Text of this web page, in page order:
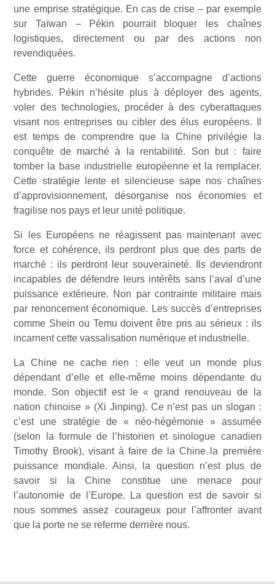
une emprise stratégique. En cas de crise – par exemple
sur Taïwan – Pékin pourrait bloquer les chaînes
logistiques, directement ou par des actions non
revendiquées.
Cette guerre économique s’accompagne d’actions
hybrides. Pékin n’hésite plus à déployer des agents,
voler des technologies, procéder à des cyberattaques
visant nos entreprises ou cibler des élus européens. Il
est temps de comprendre que la Chine privilégie la
conquête de marché à la rentabilité. Son but : faire
tomber la base industrielle européenne et la remplacer.
Cette stratégie lente et silencieuse sape nos chaînes
d’approvisionnement, désorganise nos économies et
fragilise nos pays et leur unité politique.
Si les Européens ne réagissent pas maintenant avec
force et cohérence, ils perdront plus que des parts de
marché : ils perdront leur souveraineté. Ils deviendront
incapables de défendre leurs intérêts sans l’aval d’une
puissance extérieure. Non par contrainte militaire mais
par renoncement économique. Les succès d’entreprises
comme Shein ou Temu doivent être pris au sérieux : ils
incarnent cette vassalisation numérique et industrielle.
La Chine ne cache rien : elle veut un monde plus
dépendant d’elle et elle-même moins dépendante du
monde. Son objectif est le « grand renouveau de la
nation chinoise » (Xi Jinping). Ce n’est pas un slogan :
c’est une stratégie de « néo-hégémonie » assumée
(selon la formule de l’historien et sinologue canadien
Timothy Brook), visant à faire de la Chine la première
puissance mondiale. Ainsi, la question n’est plus de
savoir si la Chine constitue une menace pour
l’autonomie de l’Europe. La question est de savoir si
nous sommes assez courageux pour l’affronter avant
que la porte ne se referme derrière nous.